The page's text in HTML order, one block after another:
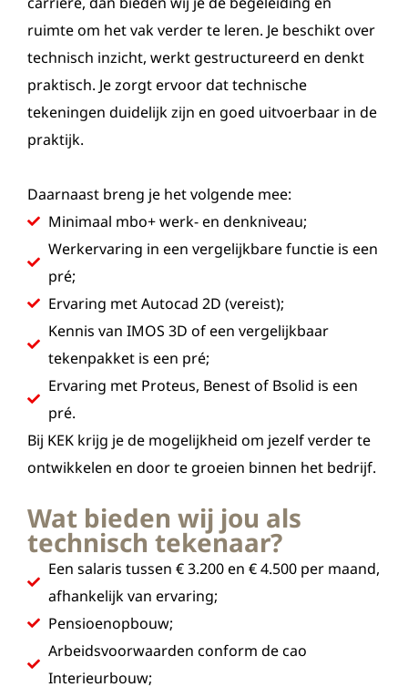
ruimte om het vak verder te leren. Je beschikt over
technisch inzicht, werkt gestructureerd en denkt
praktisch. Je zorgt ervoor dat technische
tekeningen duidelijk zijn en goed uitvoerbaar in de
praktijk.
Daarnaast breng je het volgende mee:
Minimaal mbo+ werk- en denkniveau;
Werkervaring in een vergelijkbare functie is een
pré;
Ervaring met Autocad 2D (vereist);
Kennis van IMOS 3D of een vergelijkbaar
tekenpakket is een pré;
Ervaring met Proteus, Benest of Bsolid is een
pré.
Bij KEK krijg je de mogelijkheid om jezelf verder te
ontwikkelen en door te groeien binnen het bedrijf.
Wat bieden wij jou als
technisch tekenaar?
Een salaris tussen € 3.200 en € 4.500 per maand,
afhankelijk van ervaring;
Pensioenopbouw;
Arbeidsvoorwaarden conform de cao
Interieurbouw;